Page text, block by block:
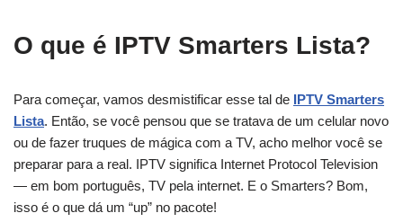
O que é IPTV Smarters Lista?
Para começar, vamos desmistificar esse tal de IPTV Smarters
Lista. Então, se você pensou que se tratava de um celular novo
ou de fazer truques de mágica com a TV, acho melhor você se
preparar para a real. IPTV significa Internet Protocol Television
— em bom português, TV pela internet. E o Smarters? Bom,
isso é o que dá um “up” no pacote!